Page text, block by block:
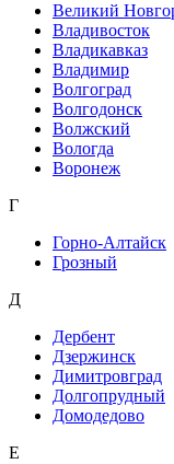
Великий
Владивосток
Владикавказ
Владимир
Волгоград
Волгодонск
Волжский
Вологда
Воронеж
Г
Горно-Алтайск
Грозный
Д
Дербент
Дзержинск
Димитровград
Долгопрудный
Домодедово
Е